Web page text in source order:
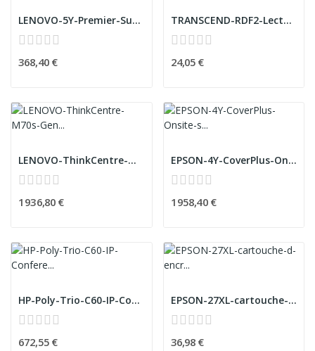
LENOVO-5Y-Premier-Support-with-Onsite-NBD-upgra...
368,40 €
TRANSCEND-RDF2-Lecteur-de-carte-CFast-Card-type...
24,05 €
LENOVO-ThinkCentre-M70s-Gen-4-Intel-Core-i5-134...
1 936,80 €
EPSON-4Y-CoverPlus-Onsite-service-incl-Print-He...
1 958,40 €
HP-Poly-Trio-C60-IP-Conference-Phone-for-Micros...
672,55 €
EPSON-27XL-cartouche-d-encre-cyan-haute-capacit...
36,98 €